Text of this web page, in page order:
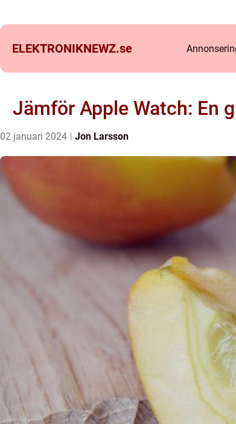
ELEKTRONIKNEWZ.se
Jämför Apple Watch: En
02 januari 2024 Jon Larsson